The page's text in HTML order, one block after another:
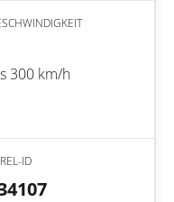
300 km/h
ID